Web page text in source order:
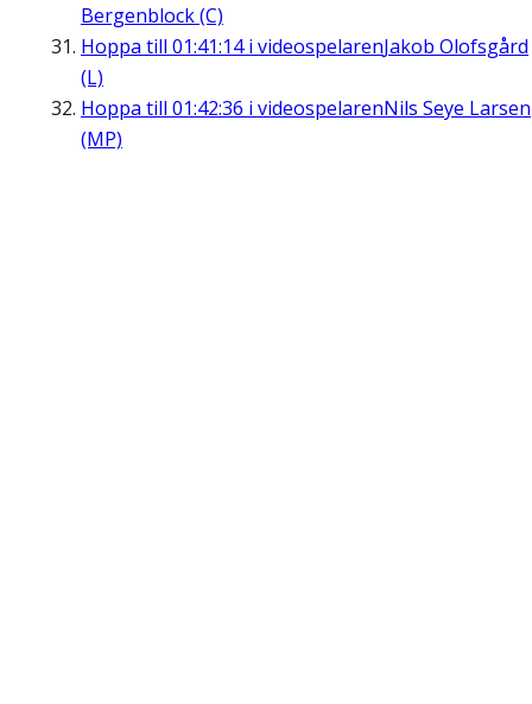
Bergenblock (C)
Hoppa till 01:41:14i videospelarenJakob Olofsgård
(L)
Hoppa till 01:42:36 i videospelarenNils Seye Larsen
(MP)